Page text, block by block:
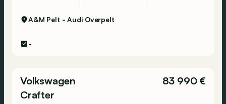
A&M Pelt - Audi Overpelt
-
Volkswagen
Crafter
83 990 €